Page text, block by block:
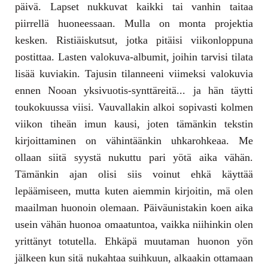
päivä. Lapset nukkuvat kaikki tai vanhin taitaa
piirrellä huoneessaan. Mulla on monta projektia
kesken. Ristiäiskutsut, jotka pitäisi viikonloppuna
postittaa. Lasten valokuva-albumit, joihin tarvisi tilata
lisää kuviakin. Tajusin tilanneeni viimeksi valokuvia
ennen Nooan yksivuotis-synttäreitä... ja hän täytti
toukokuussa viisi. Vauvallakin alkoi sopivasti kolmen
viikon tiheän imun kausi, joten tämänkin tekstin
kirjoittaminen on vähintäänkin uhkarohkeaa. Me
ollaan siitä syystä nukuttu pari yötä aika vähän.
Tämänkin ajan olisi siis voinut ehkä käyttää
lepäämiseen, mutta kuten aiemmin kirjoitin, mä olen
maailman huonoin olemaan. Päiväunistakin koen aika
usein vähän huonoa omaatuntoa, vaikka niihinkin olen
yrittänyt totutella. Ehkäpä muutaman huonon yön
jälkeen kun sitä nukahtaa suihkuun, alkaakin ottamaan